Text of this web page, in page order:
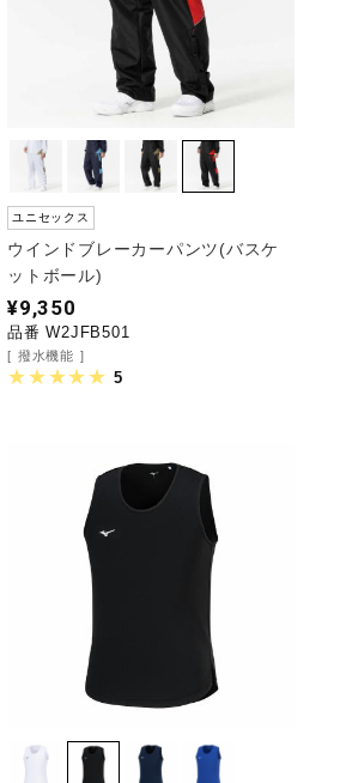
ユニセックス
ウインドブレーカーパンツ(バスケ
ットボール)
¥9,350
品番 W2JFB501
撥水機能
5